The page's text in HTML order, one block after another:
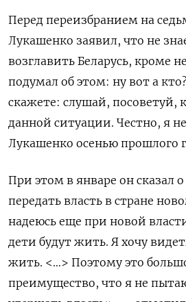
Перед переизбранием на
Лукашенко заявил, что не
возглавить Беларусь, кроме
подумал об этом: ну вот а
скажете: слушай, посоветуй,
данной ситуации. Честно, я
Лукашенко осенью прошлого
При этом в январе он сказал
передать власть в стране
надеюсь еще при новой
дети будут жить. Я хочу
жить. <…> Поэтому это
преимущество, что я не